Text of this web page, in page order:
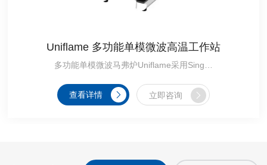
Uniflame 多功能单模微波高温工作站
查看详情 立即咨询